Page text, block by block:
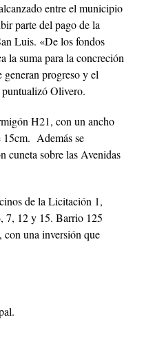
entre el municipio
parte del pago de la
Luis. «De los fondos
la suma para la concreción
generan progreso y el
Olivero.
H21, con un ancho
15cm. Además se
cuneta sobre las Avenidas
de la Licitación 1,
7, 12 y 15. Barrio 125
una inversión que